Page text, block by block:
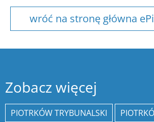
wróć na stronę główna
Zobacz więcej
PIOTRKÓW TRYBUNALSKI